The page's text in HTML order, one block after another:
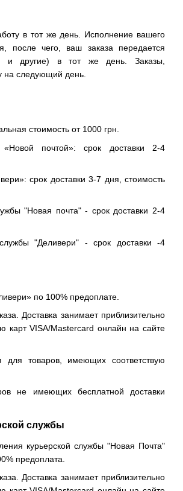
в тот же день. Исполнение вашего
после чего, ваш заказа передается
и другие) в тот же день. Заказы,
следующий день.
стоимость от 1000 грн.
почтой»: срок доставки 2-4
срок доставки 3-7 дня, стоимость
"Новая почта" - срок доставки 2-4
службы "Деливери" - срок доставки -4
по 100% предоплате.
Доставка занимает приблизительно
VISA/Mastercard онлайн на сайте
товаров, имеющих соответствую
не имеющих бесплатной доставки
службы
курьерской службы "Новая Почта"
предоплата.
Доставка занимает приблизительно